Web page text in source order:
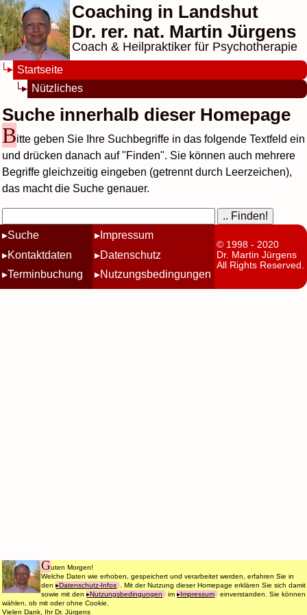
Coaching in Landshut
Dr. rer. nat. Martin Jürgens
Coach & Heilpraktiker für Psychotherapie
Startseite
Nützliches
Suche innerhalb dieser Homepage
Bitte geben Sie Ihre Suchbegriffe in das folgende Textfeld ein
und drücken danach auf "Finden". Sie können auch mehrere
Begriffe gleichzeitig eingeben (getrennt durch Leerzeichen),
das macht die Suche genauer.
Suche
Kontaktdaten
Terminbuchung
Impressum
Datenschutz
Nutzungsbedingungen
© 1998 - 2020
Dr. Martin Jürgens
All Rights Reserved.
Guten Morgen!
Welche Daten wie erhoben, gespeichert und verarbeitet werden, erfahren Sie in
den Datenschutz-Infos
. Mit der Nutzung dieser Homepage erklären Sie sich damit
sowie mit den Nutzungsbedingungen im Impressum
einverstanden. Sie können
wählen, ob mit oder ohne Cookie.
Vielen Dank, Ihr Dr. Jürgens